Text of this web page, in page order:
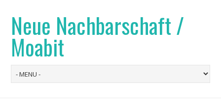
Neue Nachbarschaft /
Moabit